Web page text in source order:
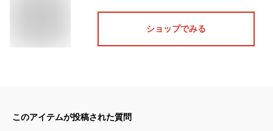
ショップでみる
このアイテムが投稿された質問